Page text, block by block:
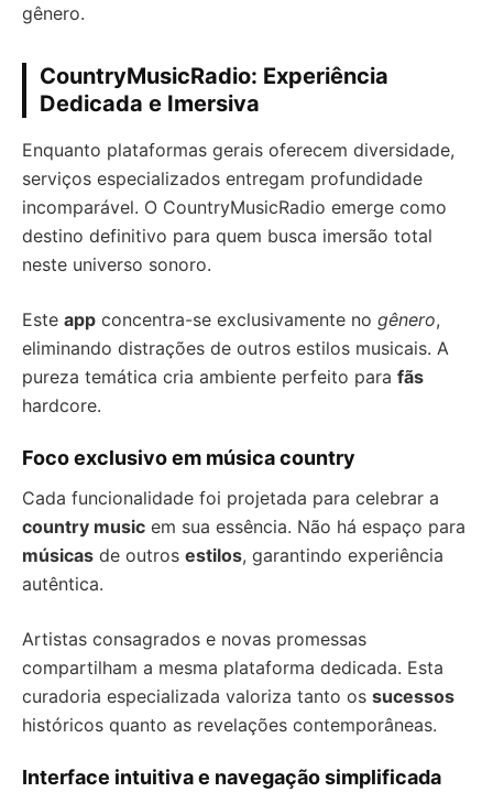
gênero.
CountryMusicRadio: Experiência
Dedicada e Imersiva
Enquanto plataformas gerais oferecem diversidade,
serviços especializados entregam profundidade
incomparável. O CountryMusicRadio emerge como
destino definitivo para quem busca imersão total
neste universo sonoro.
Este app concentra-se exclusivamente no gênero,
eliminando distrações de outros estilos musicais. A
pureza temática cria ambiente perfeito para fãs
hardcore.
Foco exclusivo em música country
Cada funcionalidade foi projetada para celebrar a
country music em sua essência. Não há espaço para
músicas de outros estilos, garantindo experiência
autêntica.
Artistas consagrados e novas promessas
compartilham a mesma plataforma dedicada. Esta
curadoria especializada valoriza tanto os sucessos
históricos quanto as revelações contemporâneas.
Interface intuitiva e navegação simplificada